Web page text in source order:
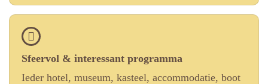
Sfeervol & interessant programma
Ieder hotel, museum, kasteel, accommodatie, boot